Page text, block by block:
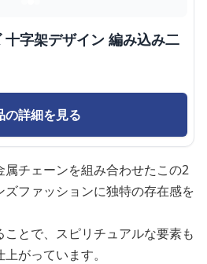
字架デザイン 編み込み二
の詳細を見る
チェーンを組み合わせたこの2
ファッションに独特の存在感を
とで、スピリチュアルな要素も
がっています。